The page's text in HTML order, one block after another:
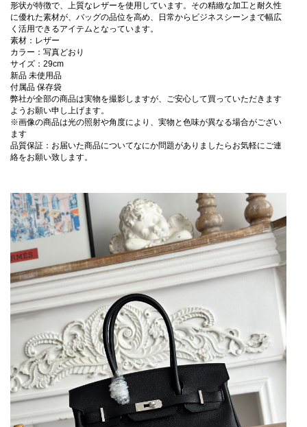
形状が特徴で、上質なレザーを使用しています。その精緻な加工と耐久性
に優れた素材が、バッグの品位を高め、日常からビジネスシーンまで幅広
く活用できるアイテムとなっています。
素材：レザー
カラー：写真どおり
サイズ：29cm
新品 未使用品
付属品 保存袋
弊社が全部の商品は実物を撮影しますが、ご安心して買っていただきます
ようお願い申し上げます。
※画像の商品は光の照射や角度により、実物と色味が異なる場合がござい
ます
品質保証：お届いた商品についてなにか問題がありましたらお気軽にご連
絡をお願い致します。